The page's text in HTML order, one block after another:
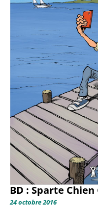
BD : Sparte Chien
24 octobre 2016